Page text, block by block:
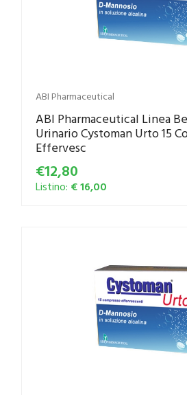
ABI Pharmaceutical
ABI Pharmaceutical Linea
Urinario Cystoman Urto 15
Effervesc
€12,80
Listino: € 16,00